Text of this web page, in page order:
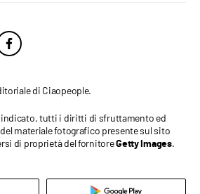
di Ciaopeople.
indicato, tutti i diritti di sfruttamento ed
materiale fotografico presente sul sito
di proprietà del fornitoreGetty Images.